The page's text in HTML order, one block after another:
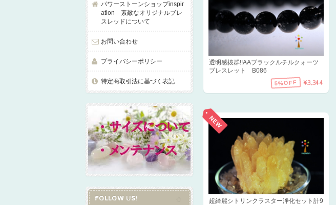
透明感抜群!!AAブラックルチルクォーツ
ブレスレット B086
5%OFF ¥3,344
超綺麗シトリンクラスター浄化セット計9
パワーストーンショップinspir
ation 素敵なオリジナルブレ
スレッドについて
お問い合わせ
プライバシーポリシー
特定商取引法に基づく表記
FOLLOW US!